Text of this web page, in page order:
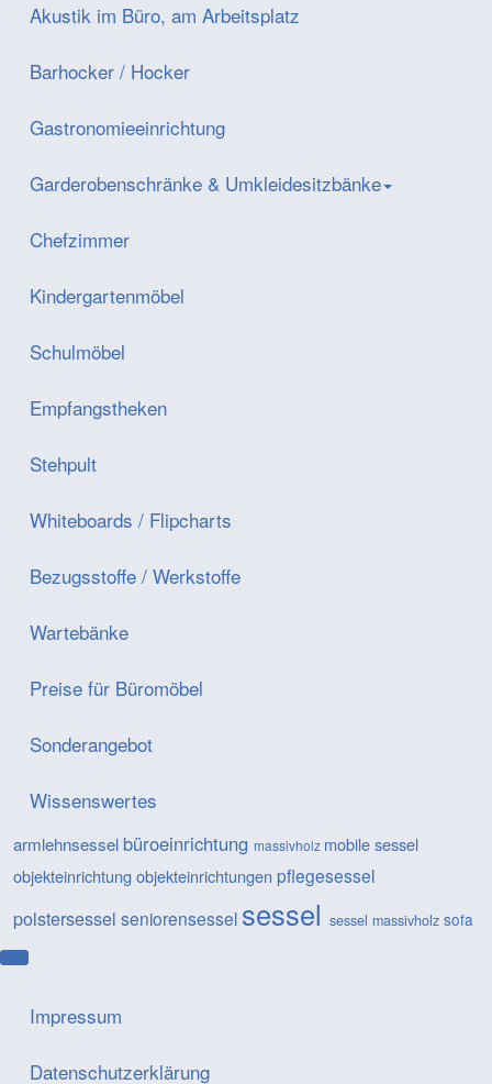
Akustik im Büro, am Arbeitsplatz
Barhocker / Hocker
Gastronomieeinrichtung
Garderobenschränke & Umkleidesitzbänke
Chefzimmer
Kindergartenmöbel
Schulmöbel
Empfangstheken
Stehpult
Whiteboards / Flipcharts
Bezugsstoffe / Werkstoffe
Wartebänke
Preise für Büromöbel
Sonderangebot
Wissenswertes
armlehnsessel büroeinrichtung massivholz mobile sessel
objekteinrichtungobjekteinrichtungen pflegesessel
polstersessel seniorensessel sessel sessel massivholz sofa
Impressum
Datenschutzerklärung